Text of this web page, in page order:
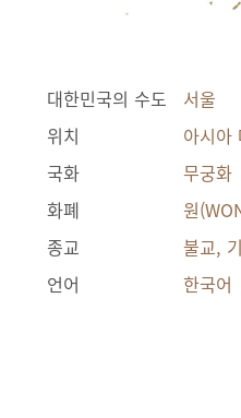
대한민국의 수도
서울
위치
아시아
국화
무궁화
화폐
원
종교
불교,
언어
한국어